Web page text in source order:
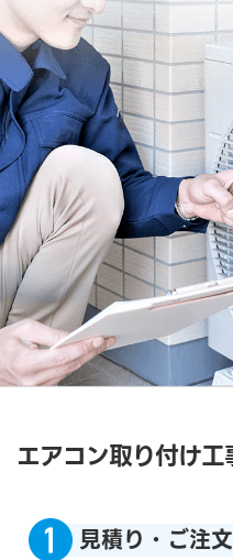
エアコン取り付け
見積り・ご注文